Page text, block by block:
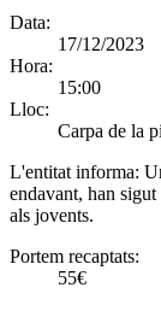
Data:
17/12/2023
Hora:
15:00
Lloc:
Carpa de la
L'entitat informa:
endavant, han
als jovents.
Portem recaptats:
55€